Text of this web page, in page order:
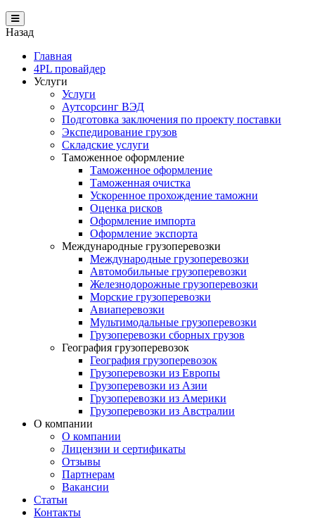
Назад
Главная
4PL провайдер
Услуги
Услуги
Аутсорсинг ВЭД
Подготовка заключения по проекту поставки
Экспедирование грузов
Складские услуги
Таможенное оформление
Таможенное оформление
Таможенная очистка
Ускоренное прохождение таможни
Оценка рисков
Оформление импорта
Оформление экспорта
Международные грузоперевозки
Международные грузоперевозки
Автомобильные грузоперевозки
Железнодорожные грузоперевозки
Морские грузоперевозки
Авиаперевозки
Мультимодальные грузоперевозки
Грузоперевозки сборных грузов
География грузоперевозок
География грузоперевозок
Грузоперевозки из Европы
Грузоперевозки из Азии
Грузоперевозки из Америки
Грузоперевозки из Австралии
О компании
О компании
Лицензии и сертификаты
Отзывы
Партнерам
Вакансии
Статьи
Контакты